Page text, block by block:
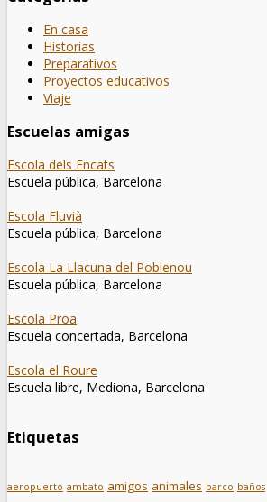
En casa
Historias
Preparativos
Proyectos educativos
Viaje
Escuelas amigas
Escola dels Encats
Escuela pública, Barcelona
Escola Fluvià
Escuela pública, Barcelona
Escola La Llacuna del Poblenou
Escuela pública, Barcelona
Escola Proa
Escuela concertada, Barcelona
Escola el Roure
Escuela libre, Mediona, Barcelona
Etiquetas
aeropuerto ambato amigos animales barco baños